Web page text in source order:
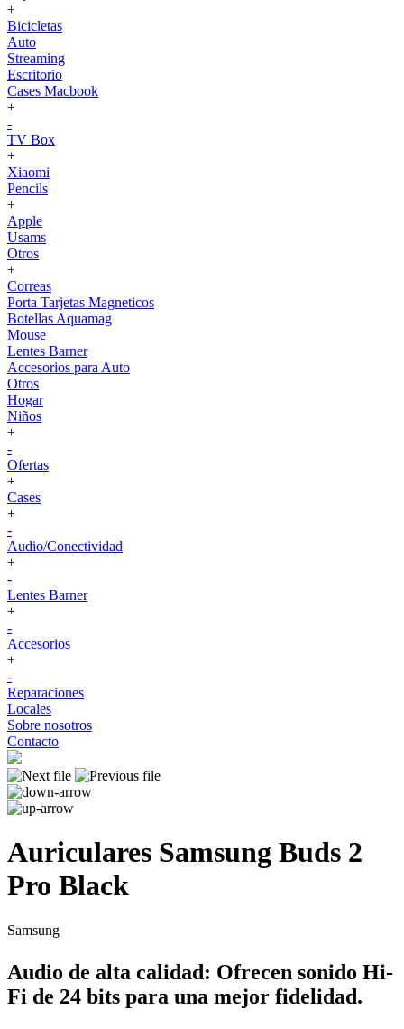
+
Bicicletas
Auto
Streaming
Escritorio
Cases Macbook
+
-
TV Box
+
Xiaomi
Pencils
+
Apple
Usams
Otros
+
Correas
Porta Tarjetas Magneticos
Botellas Aquamag
Mouse
Lentes Barner
Accesorios para Auto
Otros
Hogar
Niños
+
-
Ofertas
+
Cases
+
-
Audio/Conectividad
+
-
Lentes Barner
+
-
Accesorios
+
-
Reparaciones
Locales
Sobre nosotros
Contacto
Auriculares Samsung Buds 2
Pro Black
Samsung
Audio de alta calidad: Ofrecen sonido Hi-
Fi de 24 bits para una mejor fidelidad.